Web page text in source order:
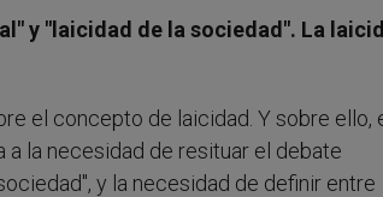
y "laicidad de la sociedad". La
el concepto de laicidad. Y sobre ello,
a la necesidad de resituar el debate
y la necesidad de definir entre